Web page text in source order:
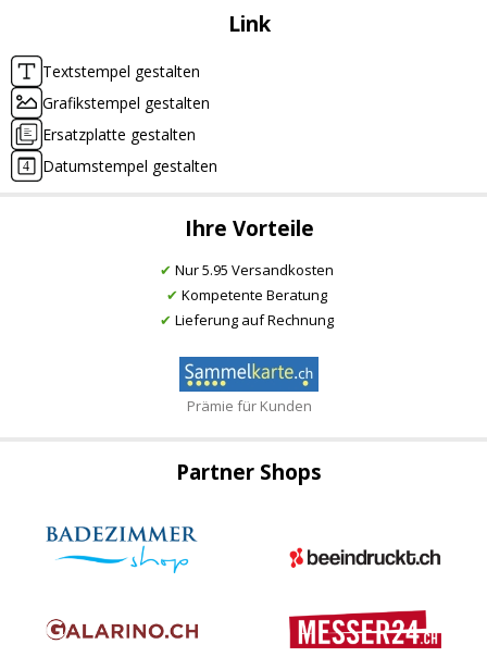
Link
Textstempel gestalten
Grafikstempel gestalten
Ersatzplatte gestalten
Datumstempel gestalten
Ihre Vorteile
✔ Nur 5.95 Versandkosten
✔ Kompetente Beratung
✔ Lieferung auf Rechnung
Prämie für Kunden
Partner Shops